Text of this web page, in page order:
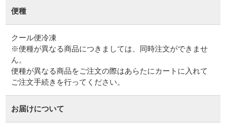
便種
クール便冷凍
※便種が異なる商品につきましては、同時注文ができませ
ん。
便種が異なる商品をご注文の際はあらたにカートに入れて
ご注文手続きを行ってください。
お届けについて